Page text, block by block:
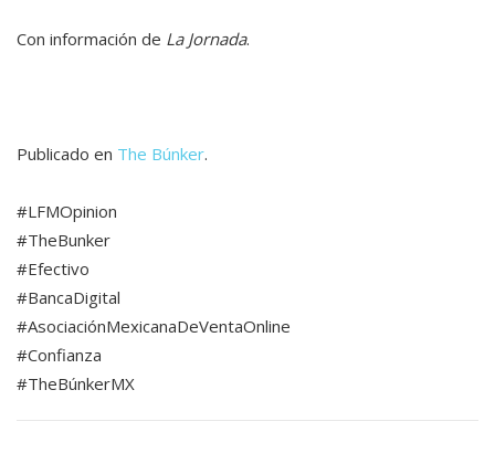
Con información de La Jornada.
Publicado en The Búnker.
#LFMOpinion
#TheBunker
#Efectivo
#BancaDigital
#AsociaciónMexicanaDeVentaOnline
#Confianza
#TheBúnkerMX